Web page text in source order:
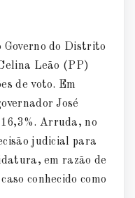
Governo do Distrito
Leão (PP)
de voto. Em
José
Arruda, no
judicial para
em razão de
conhecido como